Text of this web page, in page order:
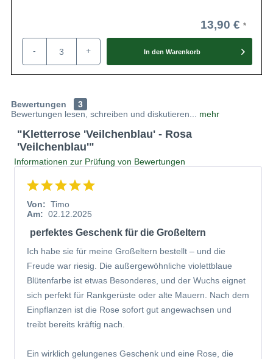
13,90 €
- + In den Warenkorb
Bewertungen
3
Bewertungen lesen, schreiben und diskutieren...
mehr
"Kletterrose 'Veilchenblau' - Rosa
'Veilchenblau'"
Informationen zur Prüfung von Bewertungen
Von: Timo
Am: 02.12.2025
perfektes Geschenk für die Großeltern
Ich habe sie für meine Großeltern bestellt – und die
Freude war riesig. Die außergewöhnliche violettblaue
Blütenfarbe ist etwas Besonderes, und der Wuchs eignet
sich perfekt für Rankgerüste oder alte Mauern. Nach dem
Einpflanzen ist die Rose sofort gut angewachsen und
treibt bereits kräftig nach.
Ein wirklich gelungenes Geschenk und eine Rose, die